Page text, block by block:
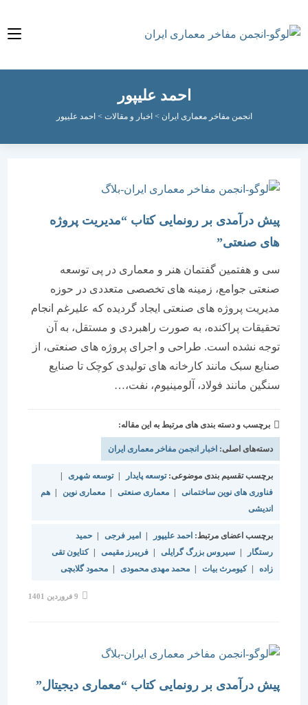
احمد علیپور
انجمن مفاخر معماری ایران > اخبار و مقالات>احمد علیپور
پیش درآمدی بر رونمایی کتاب “مدیریت پروژه
های صنعتی”
سی و هفتمین گفتمان هنر و معماری در پی توسعه
صنعتی جوامع، زمینه های تخصصی متعددی در حوزه
مدیریت پروژه های صنعتی ایجاد گردیده که علیرغم انجام
تحقیقات پراکنده، به صورت راهبردی و مستقل، به آن
توجه نشده است. طراحی و اجرای پروژه های صنعتی، از
صنایع سبک مانند کارخانه های تولیدی کوچک تا صنایع
سنگین مانند فولاد، آلومینیوم، نفت،…
برچسب و دسته بندی های مرتبط به این مقاله:
دسته‌های اصلی:اخبار انجمن مفاخر معماری ایران
برچسب تقسیم بندی موضوعی:توسعه پایدار | توسعه شهری |
فناوری های نوین ساختمانی | معماری صنعتی | معماری نوین | هم
برچسب اعضای مرتبط: احمد علیپور | امیر فرجی | حمید
| سیروس بزرگ گرایلی | فریبرز مقیمی | کتایون تقی
کیومرث بیات | محمد مهدی محمودی | محمود گلابچی
پیش درآمدی بر رونمایی کتاب “معماری دیجیتال”